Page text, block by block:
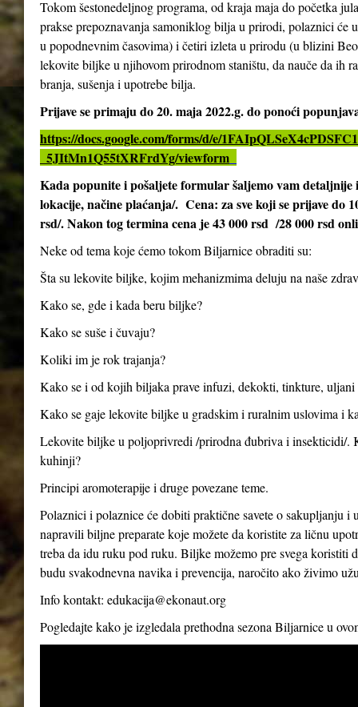
Tokom šestonedeljnog programa, od kraja maja do početka
prakse prepoznavanja samoniklog bilja u prirodi, polaznici će
u popodnevnim časovima) i četiri izleta u prirodu (u blizini
lekovite biljke u njihovom prirodnom staništu, da nauče da ih
branja, sušenja i upotrebe bilja.
Prijave se primaju do 20. maja 2022.g. do ponoći
https://docs.google.com/forms/d/e/
_5JItMn1Q55tXRFrdYg/viewform
Kada popunite i pošaljete formular šaljemo vam
lokacije, načine plaćanja/. Cena: za sve koji se prijave do
rsd/. Nakon tog termina cena je 43 000 rsd /28 000 rsd
Neke od tema koje ćemo tokom Biljarnice obraditi su:
Šta su lekovite biljke, kojim mehanizmima deluju na naše
Kako se, gde i kada beru biljke?
Kako se suše i čuvaju?
Koliki im je rok trajanja?
Kako se i od kojih biljaka prave infuzi, dekokti, tinkture, uljani
Kako se gaje lekovite biljke u gradskim i ruralnim uslovima i
Lekovite biljke u poljoprivredi /prirodna đubriva i insekticidi/.
kuhinji?
Principi aromoterapije i druge povezane teme.
Polaznici i polaznice će dobiti praktične savete o sakupljanju
napravili biljne preparate koje možete da koristite za ličnu
treba da idu ruku pod ruku. Biljke možemo pre svega koristiti
budu svakodnevna navika i prevencija, naročito ako živimo
Info kontakt: edukacija@ekonaut.org
Pogledajte kako je izgledala prethodna sezona Biljarnice u